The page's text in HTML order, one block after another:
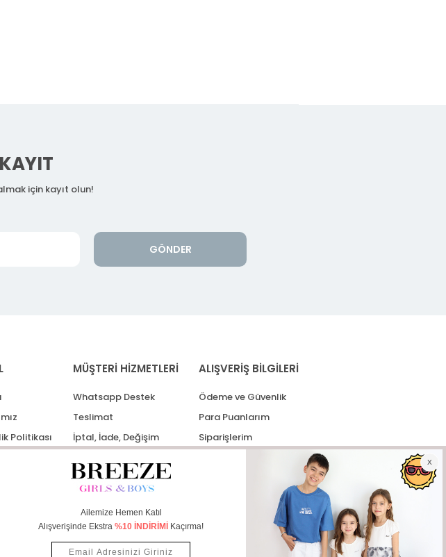
için kayıt olun!
GÖNDER
Politikası
Ödeme
MÜŞTERİ HİZMETLERİ
Whatsapp Destek
Teslimat
İptal, İade, Değişim
ALIŞVERİŞ BİLGİLERİ
Ödeme ve Güvenlik
Para Puanlarım
Siparişlerim